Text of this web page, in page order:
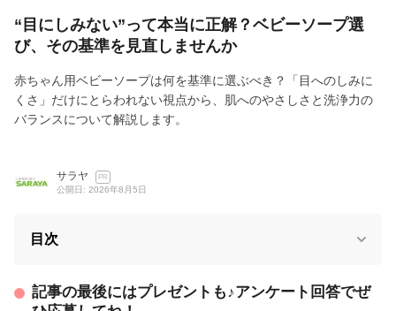
“目にしみない”って本当に正解？ベビーソープ選
び、その基準を見直しませんか
赤ちゃん用ベビーソープは何を基準に選ぶべき？「目へのしみに
くさ」だけにとらわれない視点から、肌へのやさしさと洗浄力の
バランスについて解説します。
サラヤ PR
公開日: 2026年8月5日
目次
記事の最後にはプレゼントも♪アンケート回答でぜ